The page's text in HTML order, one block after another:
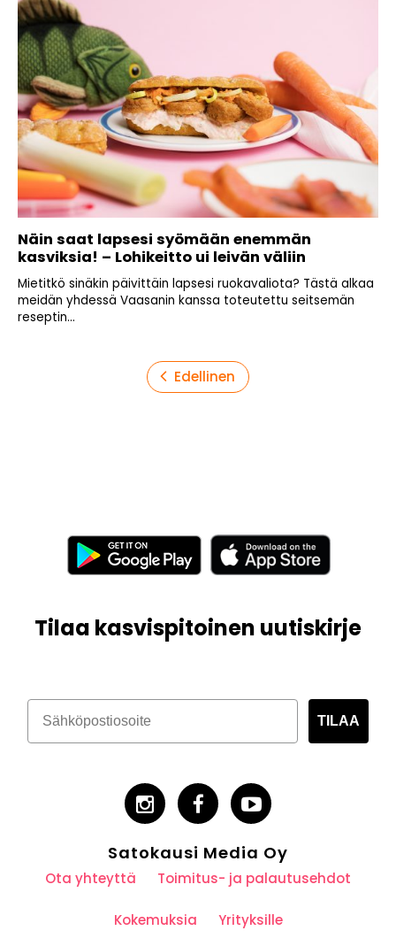
Näin saat lapsesi syömään enemmän
kasviksia! – Lohikeitto ui leivän väliin
Mietitkö sinäkin päivittäin lapsesi ruokavaliota? Tästä alkaa
meidän yhdessä Vaasanin kanssa toteutettu seitsemän
reseptin...
Edellinen
Tilaa kasvispitoinen uutiskirje
TILAA
Satokausi Media Oy
Ota yhteyttä Toimitus- ja palautusehdot
Kokemuksia Yrityksille